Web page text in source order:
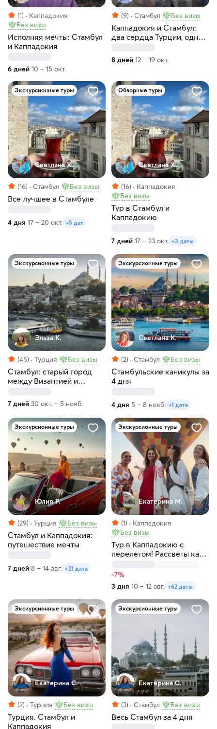
(1)
Каппадокия
Без визы
Исполняя мечты: Стамбул
и Каппадокия
6 дней 10 – 15 окт.
(9) Стамбул Без визы
Каппадокия и Стамбул:
два сердца Турции, одно
8 дней 12 – 19 окт.
Экскурсионные туры
Светлана Х.
(16) Стамбул Без визы
Все лучшее в Стамбуле
4 дня 17 – 20 окт. +5 дат
Обзорные туры
Светлана Х.
(16)
Каппадокия
Без визы
Тур в Стамбул и
Каппадокию
7 дней 17 – 23 окт. +3 даты
Экскурсионные туры
Эльза К.
(45) Турция Без визы
Стамбул: старый город
между Византией и
за 7 дней
7 дней 30 окт. – 5 нояб.
Экскурсионные туры
Светлана К.
(2) Стамбул Без визы
Стамбульские каникулы за
4 дня
4 дня 5 – 8 нояб. +1 дата
Экскурсионные туры
Юлия Р.
(29) Турция Без визы
Стамбул и Каппадокия:
путешествие мечты
7 дней 8 – 14 авг. +21 дата
Экскурсионные туры
Екатерина М.
(1)
Каппадокия
Без визы
Тур в Каппадокию с
перелетом! Рассветы как
-7%
3 дня 10 – 12 авг. +62 даты
Экскурсионные туры
Екатерина С.
(2) Турция Без визы
Турция. Стамбул и
Каппадокия
Экскурсионные туры
Екатерина С.
(3) Стамбул Без визы
Весь Стамбул за 4 дня